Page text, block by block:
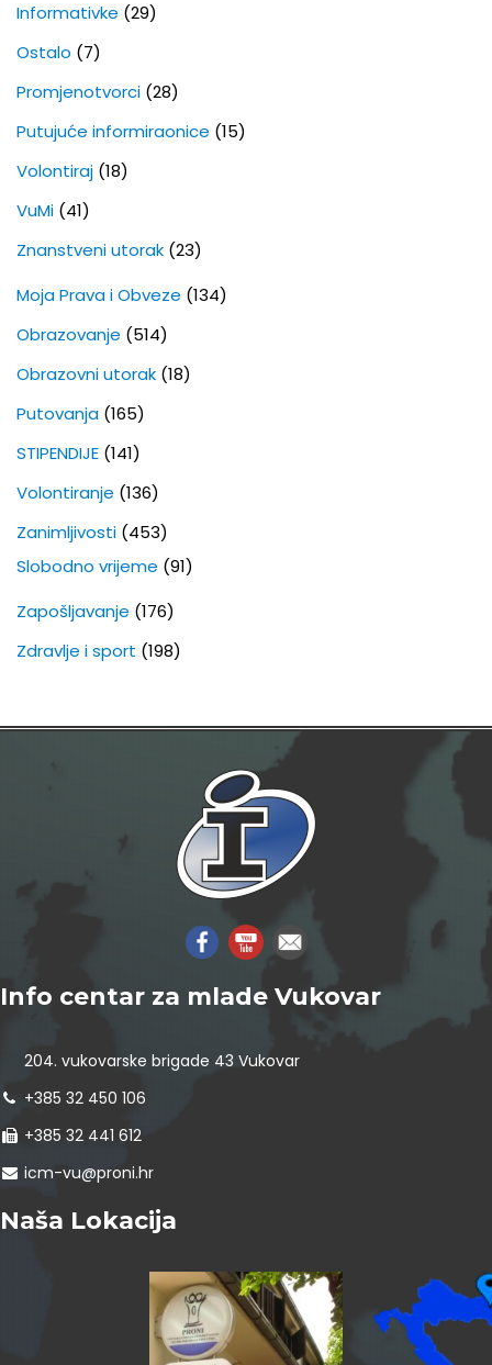
Informativke (29)
Ostalo (7)
Promjenotvorci (28)
Putujuće informiraonice (15)
Volontiraj (18)
VuMi (41)
Znanstveni utorak (23)
Moja Prava i Obveze (134)
Obrazovanje (514)
Obrazovni utorak (18)
Putovanja (165)
STIPENDIJE (141)
Volontiranje (136)
Zanimljivosti (453)
Slobodno vrijeme (91)
Zapošljavanje (176)
Zdravlje i sport (198)
Info centar za mlade Vukovar
204. vukovarske brigade 43 Vukovar
+385 32 450 106
+385 32 441 612
icm-vu@proni.hr
Naša Lokacija